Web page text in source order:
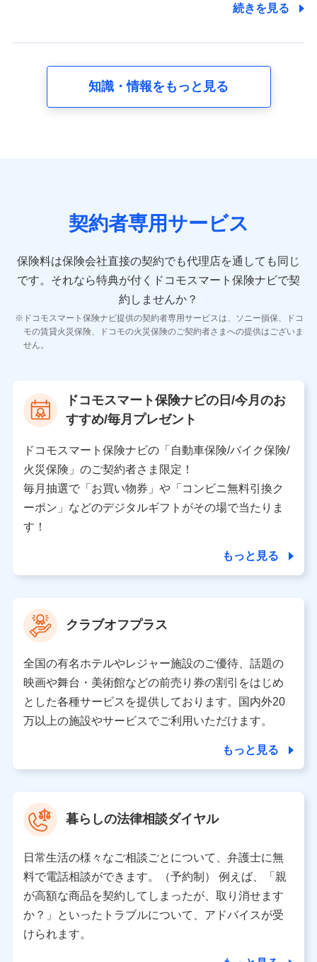
8.取引先個人情報
取引先としての選定業務、営業情報の提供業務、契約締結手
10.受託業務の 個人情報
11.マイカー通勤管理クラウド並びに法人向けASPサー
ビスに関してのお問い合わせ情報
各種お問い合わせに対応するため
当社のサービスに関する情報提供や、皆様に有用なお知らせ
をお送りするため
当社の対応品質向上やお問い合わせ内容の正確な把握のため
個人情報保護管理者の職名、連絡先
〒103-0013 東京都中央区日本橋人形町2-14-10 アー
バンネット日本橋ビル 3F
株式会社ドコモ・インシュアランス
個人情報の第三者提供について
当社は利用目的の達成に必要な範囲内において個人情報
の取り扱いの全部または一部を委託する場合がありま
す。
個人データの共同利用
当社は株式会社NTTドコモとの間で、以下のとおり個
人データを共同利用します。
氏名、電話番号、メールアドレス、お客さまの識別子、属
性、連絡先、dポイントサービスのご利用に関する情報。例
として、dポイントカード番号、性別、年齢、家族構成、住
所、dポイント残高、dポイント利用履歴などが含まれます。
利用情報
当社又は株式会社NTTドコモが提供する各種サービスなどの
ご契約・ご利用などに関する情報。例として、当社又は株式
会社NTTドコモが提供する各種サービスのご契約状態・ご利
用履歴インターネット利用時の行動に関する情報、アプリケ
ーション利用時の行動に関する情報、購入されたサービスや
続きを見る
知識・情報をもっと見る
契約者専用サービス
保険料は保険会社直接の契約でも代理店を通しても同じ
です。 それなら特典が付くドコモスマート保険ナビで契
約しませんか？
ドコモスマート保険ナビ提供の契約者専用サービスは、ソニー損保、ドコ
モの賃貸火災保険、ドコモの火災保険のご契約者さまへの提供はございま
せん。
ドコモスマート保険ナビの日/今月のお
すすめ/毎月プレゼント
ドコモスマート保険ナビの「自動車保険/バイク保険/
火災保険」のご契約者さま限定！
毎月抽選で「お買い物券」や「コンビニ無料引換ク
ーポン」などのデジタルギフトがその場で当たりま
す！
もっと見る
クラブオフプラス
全国の有名ホテルやレジャー施設のご優待、話題の
映画や舞台・美術館などの前売り券の割引をはじめ
とした各種サービスを提供しております。国内外20
万以上の施設やサービスでご利用いただけます。
もっと見る
暮らしの法律相談ダイヤル
日常生活の様々なご相談ごとについて、弁護士に無
料で電話相談ができます。（予約制） 例えば、「親
が高額な商品を契約してしまったが、取り消せます
か？」といったトラブルについて、アドバイスが受
けられます。